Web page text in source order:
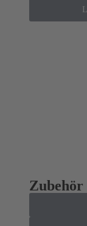
Zubehör